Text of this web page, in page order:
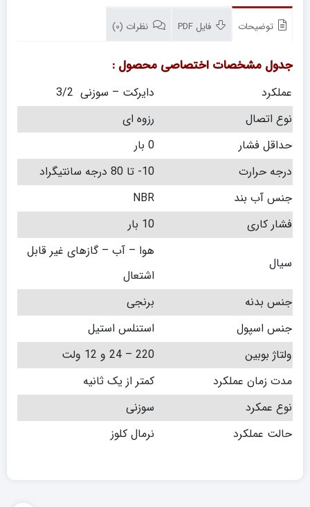
توضیحات فایل PDF نظرات (0)
جدول مشخصات اختصاصی محصول :
عملکرد
دایرکت – سوزنی 3/2
نوع اتصال
رزوه ای
حداقل فشار
0 بار
درجه حرارت
10- تا 80 درجه سانتیگراد
جنس آب بند
NBR
فشار کاری
10 بار
سیال
هوا – آب – گازهای غیر قابل
اشتعال
جنس بدنه
برنجی
جنس اسپول
استنلس استیل
ولتاژ بوبین
220 – 24 و 12 ولت
مدت زمان عملکرد
کمتر از یک ثانیه
نوع عمکرد
سوزنی
حالت عملکرد
نرمال کلوز